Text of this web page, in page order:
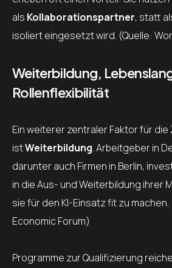
als Kollaborationspartner, statt
isoliert eingesetzt wird. (Quelle:
Weiterbildung,
Rollenflexibilität
Ein weiterer zentraler Faktor für
istWeiterbildung. Arbeitgeber in
darunter auch Firmen in Berlin,
in die Aus- und Weiterbildung ihrer
sie für den KI-Einsatz fit zu machen.
Economic Forum)
Programme zur Qualifizierung